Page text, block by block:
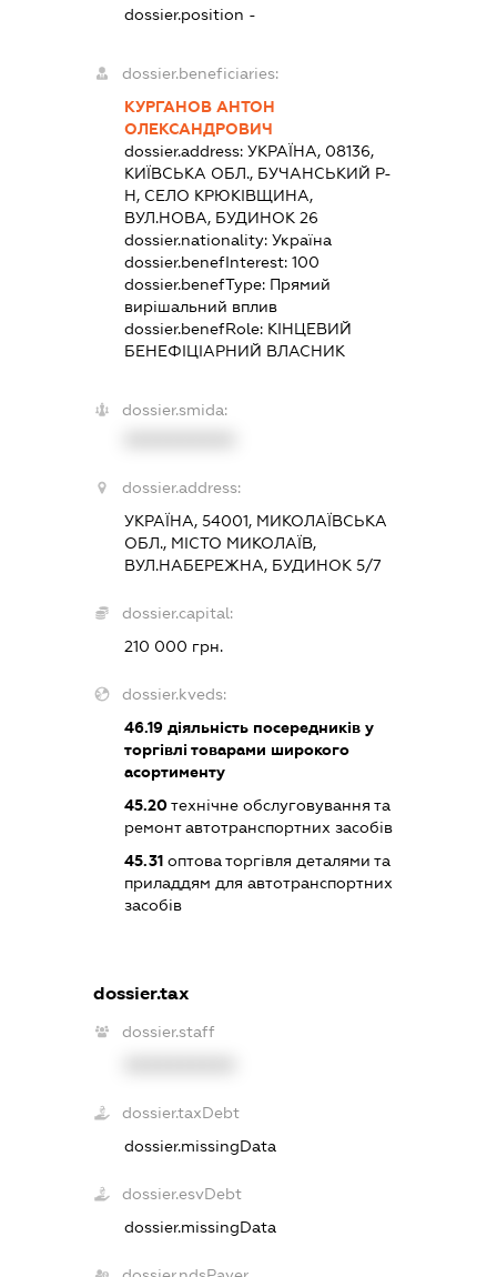
dossier.position -
dossier.beneficiaries:
КУРГАНОВ АНТОН
ОЛЕКСАНДРОВИЧ
dossier.address:УКРАЇНА, 08136,
КИЇВСЬКА ОБЛ., БУЧАНСЬКИЙ Р-
Н, СЕЛО КРЮКІВЩИНА,
ВУЛ.НОВА, БУДИНОК 26
dossier.nationality:Україна
dossier.benefInterest:100
dossier.benefType: Прямий
вирішальний вплив
dossier.benefRole: КІНЦЕВИЙ
БЕНЕФІЦІАРНИЙ ВЛАСНИК
dossier.smida:
dossier.address:
УКРАЇНА, 54001, МИКОЛАЇВСЬКА
ОБЛ., МІСТО МИКОЛАЇВ,
ВУЛ.НАБЕРЕЖНА, БУДИНОК 5/7
dossier.capital:
210 000 грн.
dossier.kveds:
46.19 діяльність посередників у
торгівлі товарами широкого
асортименту
45.20технічне обслуговування та
ремонт автотранспортних засобів
45.31 оптова торгівля деталями та
приладдям для автотранспортних
засобів
dossier.tax
dossier.staff
dossier.taxDebt
dossier.missingData
dossier.esvDebt
dossier.missingData